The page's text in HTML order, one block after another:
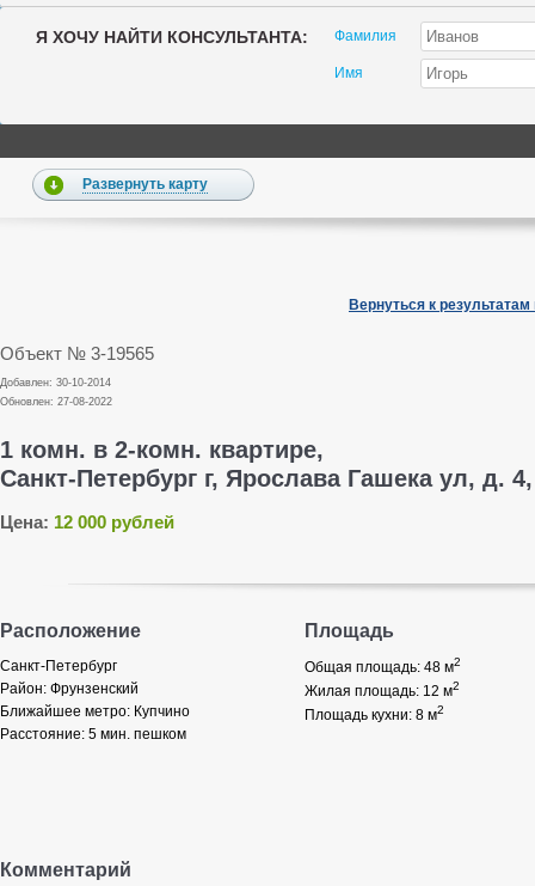
Я ХОЧУ НАЙТИ КОНСУЛЬТАНТА: Фамилия
Имя
Развернуть карту
Вернуться к результатам
Объект № 3-19565
Добавлен: 30-10-2014
Обновлен: 27-08-2022
1 комн. в 2-комн. квартире,
Санкт-Петербург г, Ярослава Гашека ул, д.
Цена: 12 000 рублей
Расположение
Санкт-Петербург
Район: Фрунзенский
Ближайшее метро: Купчино
Расстояние: 5 мин. пешком
Площадь
Общая площадь: 48 м2
Жилая площадь: 12 м2
Площадь кухни: 8 м2
Комментарий